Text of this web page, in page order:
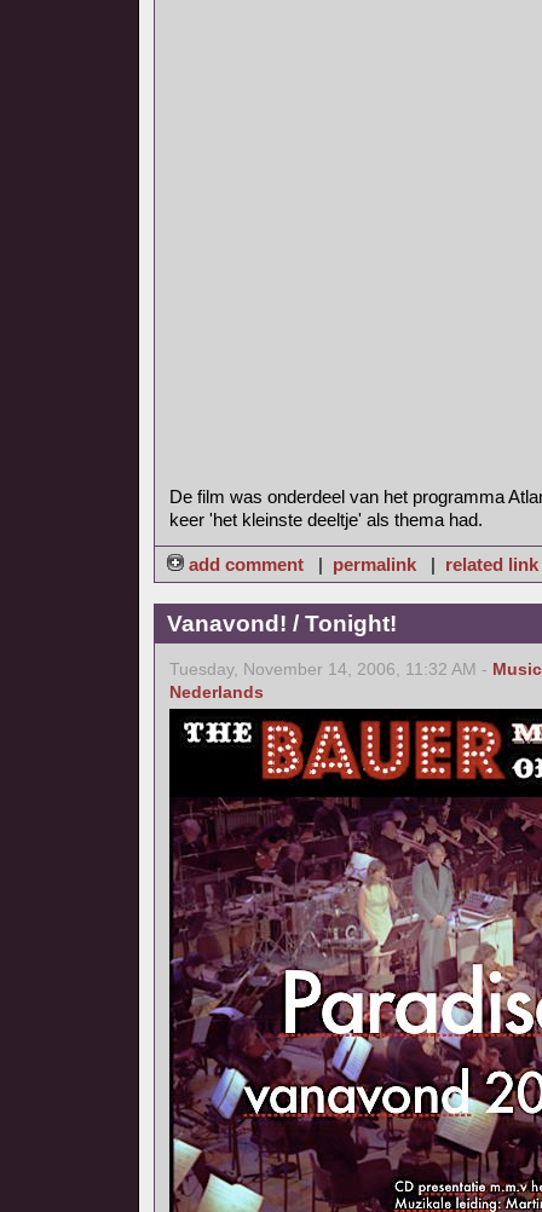
De film was onderdeel van het programma
keer 'het kleinste deeltje' als thema had.
add comment | permalink | related link
Vanavond! / Tonight!
Tuesday, November 14, 2006, 11:32 AM - Music
Nederlands